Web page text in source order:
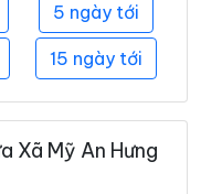
5 ngày tới
15 ngày tới
Xã Mỹ An Hưng